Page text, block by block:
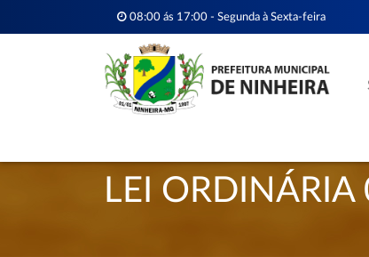
08:00 ás 17:00 - Segunda à Sexta-feira
LEI